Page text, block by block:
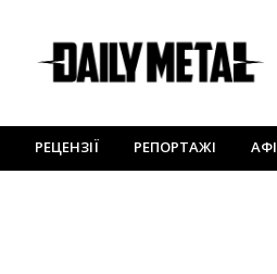
РЕЦЕНЗІЇ РЕПОРТАЖІ